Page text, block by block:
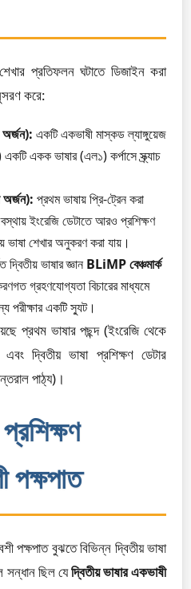
প্রতিফলন ঘটাতে ডিজাইন করা
করে:
অর্জন): একটি একভাষী মাস্কড ল্যাঙ্গুয়েজ
একক ভাষার (এল১) কর্পাসে স্ক্র্যাচ
অর্জন): প্রথম ভাষায় প্রি-ট্রেন করা
ইংরেজি ডেটাতে আরও প্রশিক্ষণ
ভাষা শেখার অনুকরণ করা যায়।
দ্বিতীয় ভাষার জ্ঞানBLiMP বেঞ্চমার্ক
গ্রহণযোগ্যতা বিচারের মাধ্যমে
পরীক্ষার একটি স্যুট।
প্রথম ভাষার পছন্দ (ইংরেজি থেকে
দ্বিতীয় ভাষা প্রশিক্ষণ ডেটার
পাঠ্য)।
পক্ষপাত
পক্ষপাত বুঝতে বিভিন্ন দ্বিতীয় ভাষা
সন্ধান ছিল যেদ্বিতীয় ভাষার একভাষী